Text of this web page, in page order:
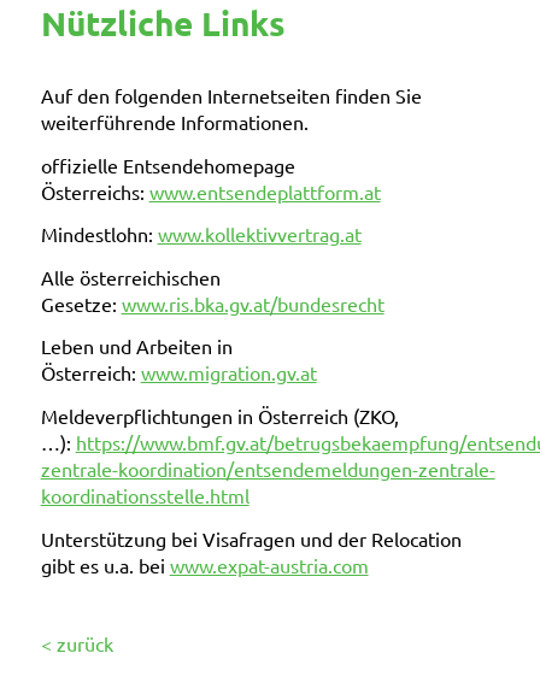
Nützliche Links
Auf den folgenden Internetseiten finden Sie
weiterführende Informationen.
offizielle Entsendehomepage
Österreichs: www.entsendeplattform.at
Mindestlohn: www.kollektivvertrag.at
Alle österreichischen
Gesetze: www.ris.bka.gv.at/bundesrecht
Leben und Arbeiten in
Österreich: www.migration.gv.at
Meldeverpflichtungen in Österreich (ZKO,
…): https://www.bmf.gv.at/betrugsbekaempfung/
zentrale-koordination/entsendemeldungen-zentrale-
koordinationsstelle.html
Unterstützung bei Visafragen und der Relocation
gibt es u.a. bei www.expat-austria.com
< zurück